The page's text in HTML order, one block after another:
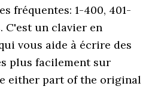
fréquentes: 1-400, 401-
C'est un clavier en
vous aide à écrire des
plus facilement sur
either part of the original